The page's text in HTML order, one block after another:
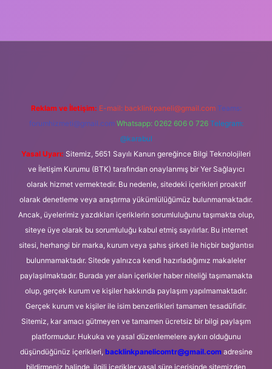
Reklam ve İletişim: E-mail: backlinkpaneli@gmail.com Teams:
forumhizmeti@gmail.com Whatsapp: 0262 606 0 726 Telegram:
@karabul
Yasal Uyarı: Sitemiz, 5651 Sayılı Kanun gereğince Bilgi Teknolojileri
ve İletişim Kurumu (BTK) tarafından onaylanmış bir Yer Sağlayıcı
olarak hizmet vermektedir. Bu nedenle, sitedeki içerikleri proaktif
olarak denetleme veya araştırma yükümlülüğümüz bulunmamaktadır.
Ancak, üyelerimiz yazdıkları içeriklerin sorumluluğunu taşımakta olup,
siteye üye olarak bu sorumluluğu kabul etmiş sayılırlar. Bu internet
sitesi, herhangi bir marka, kurum veya şahıs şirketi ile hiçbir bağlantısı
bulunmamaktadır. Sitede yalnızca kendi hazırladığımız makaleler
paylaşılmaktadır. Burada yer alan içerikler haber niteliği taşımamakta
olup, gerçek kurum ve kişiler hakkında paylaşım yapılmamaktadır.
Gerçek kurum ve kişiler ile isim benzerlikleri tamamen tesadüfidir.
Sitemiz, kar amacı gütmeyen ve tamamen ücretsiz bir bilgi paylaşım
platformudur. Hukuka ve yasal düzenlemelere aykırı olduğunu
düşündüğünüz içerikleri, backlinkpanelicomtr@gmail.comadresine
bildirmeniz halinde, ilgili içerikler yasal süre içerisinde sitemizden